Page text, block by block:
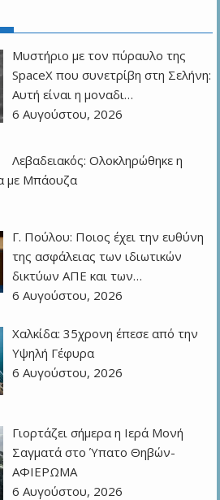
Μυστήριο με τον πύραυλο της
SpaceX που συνετρίβη στη Σελήνη:
Αυτή είναι η μοναδι…
6 Αυγούστου, 2026
Λεβαδειακός: Ολοκληρώθηκε η
με Μπάουζα
Γ. Πούλου: Ποιος έχει την ευθύνη
της ασφάλειας των ιδιωτικών
δικτύων ΑΠΕ και των…
6 Αυγούστου, 2026
Χαλκίδα: 35χρονη έπεσε από την
Υψηλή Γέφυρα
6 Αυγούστου, 2026
Γιορτάζει σήμερα η Ιερά Μονή
Σαγματά στο Ύπατο Θηβών-
ΑΦΙΕΡΩΜΑ
6 Αυγούστου, 2026